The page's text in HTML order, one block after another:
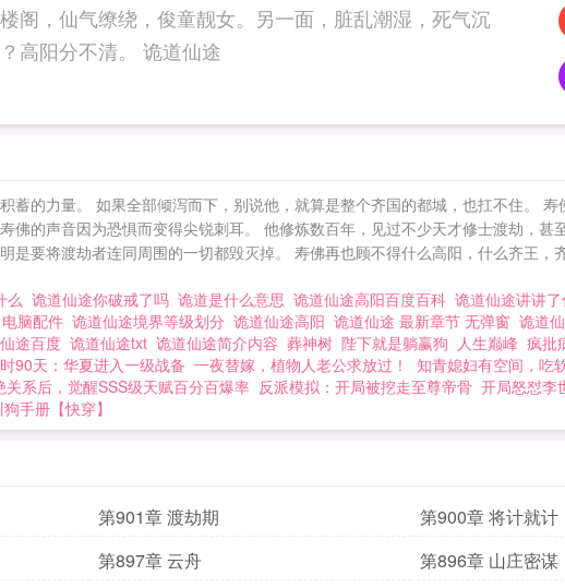
阁，仙气缭绕，俊童靓女。另一面，脏乱潮湿，死气沉
沉，五弊三缺。哪个是真？哪个是假？高阳分不清。 诡道仙途
的力量。 如果全部倾泻而下，别说他，就算是整个齐国的都城，也扛不住。 寿
佛的声音因为恐惧而变得尖锐刺耳。 他修炼数百年，见过不少天才修士渡劫，甚
要将渡劫者连同周围的一切都毁灭掉。 寿佛再也顾不得什么高阳，什么齐王，
么 诡道仙途你破戒了吗 诡道是什么意思 诡道仙途高阳百度百科 诡道仙途讲讲了
脑配件 诡道仙途境界等级划分 诡道仙途高阳 诡道仙途 最新章节 无弹窗 诡道
途百度 诡道仙途txt 诡道仙途简介内容 葬神树 陛下就是躺赢狗 人生巅峰 疯批
90天：华夏进入一级战备 一夜替嫁，植物人老公求放过！ 知青媳妇有空间，吃
关系后，觉醒SSS级天赋百分百爆率 反派模拟：开局被挖走至尊帝骨 开局怒怼李
手册【快穿】
第901章 渡劫期
第900章 将计就计
第897章 云舟
第896章 山庄密谋